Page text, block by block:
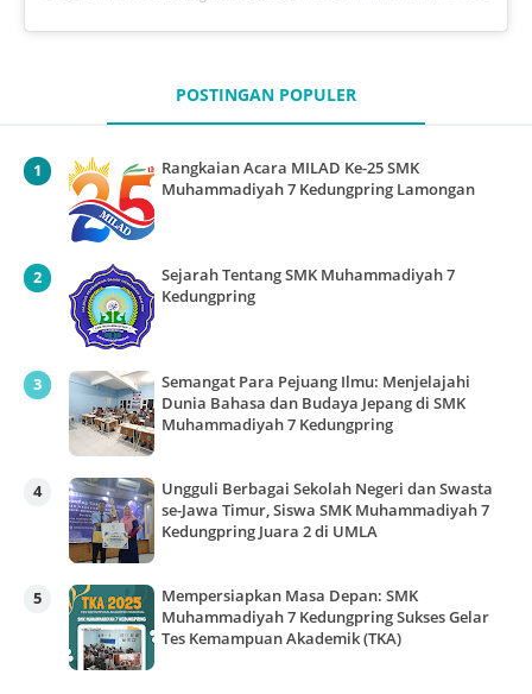
POSTINGAN POPULER
Rangkaian Acara MILAD Ke-25 SMK
Muhammadiyah 7 Kedungpring Lamongan
Sejarah Tentang SMK Muhammadiyah 7
Kedungpring
Semangat Para Pejuang Ilmu: Menjelajahi
Dunia Bahasa dan Budaya Jepang di SMK
Muhammadiyah 7 Kedungpring
Ungguli Berbagai Sekolah Negeri dan Swasta
se-Jawa Timur, Siswa SMK Muhammadiyah 7
Kedungpring Juara 2 di UMLA
Mempersiapkan Masa Depan: SMK
Muhammadiyah 7 Kedungpring Sukses Gelar
Tes Kemampuan Akademik (TKA)